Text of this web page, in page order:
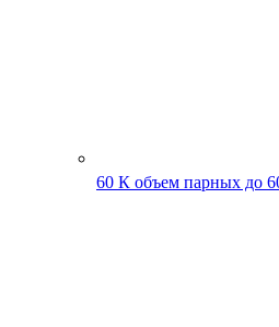
60 К объем парных до